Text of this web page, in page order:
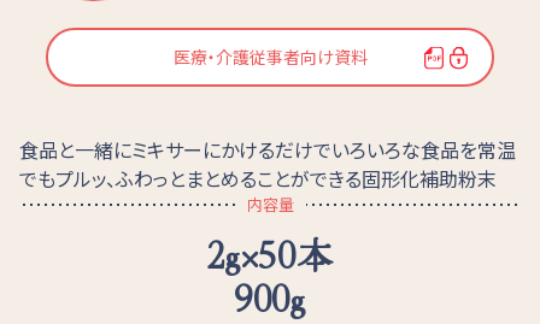
医療・介護従事者向け資料
食品と一緒にミキサーにかけるだけでいろいろな食品を常温
でもプルッ、ふわっとまとめることができる固形化補助粉末
内容量
2g×50本
900g